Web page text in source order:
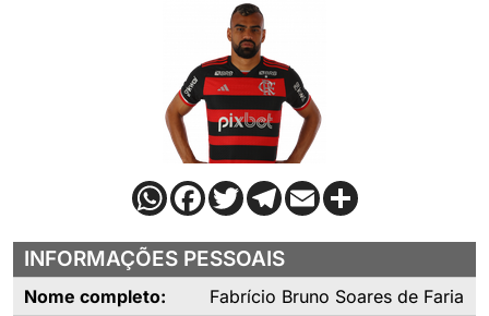
INFORMAÇÕES PESSOAIS
Nome completo:
Fabrício Bruno Soares de Faria